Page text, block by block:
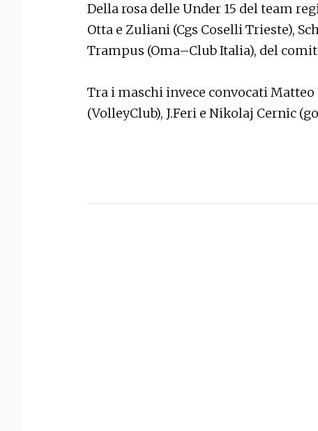
Della rosa delle Under 15 del team
Otta e Zuliani (Cgs Coselli Trieste),
Trampus (Oma–Club Italia), del
Tra i maschi invece convocati
(VolleyClub), J.Feri e Nikolaj Cernic